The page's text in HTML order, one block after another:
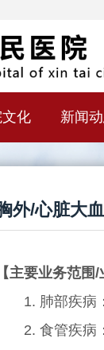
文化 新闻
外/心脏大
【主要业务范围/
1. 肺部疾病：
2. 食管疾病：